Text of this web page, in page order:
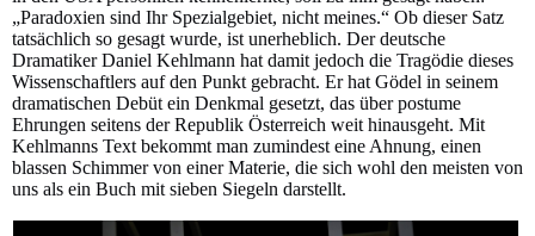
„Paradoxien sind Ihr Spezialgebiet, nicht meines.“ Ob dieser Satz
tatsächlich so gesagt wurde, ist unerheblich. Der deutsche
Dramatiker Daniel Kehlmann hat damit jedoch die Tragödie dieses
Wissenschaftlers auf den Punkt gebracht. Er hat Gödel in seinem
dramatischen Debüt ein Denkmal gesetzt, das über postume
Ehrungen seitens der Republik Österreich weit hinausgeht. Mit
Kehlmanns Text bekommt man zumindest eine Ahnung, einen
blassen Schimmer von einer Materie, die sich wohl den meisten von
uns als ein Buch mit sieben Siegeln darstellt.